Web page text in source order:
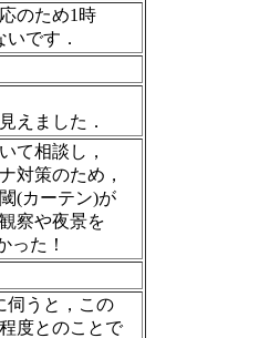
のため1時
です．
えました．
て相談し，
対策のため，
(カーテン)が
察や夜景を
った！
うと，この
度とのことで